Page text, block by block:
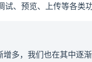
、预览、上传等各类功
多，我们也在其中逐